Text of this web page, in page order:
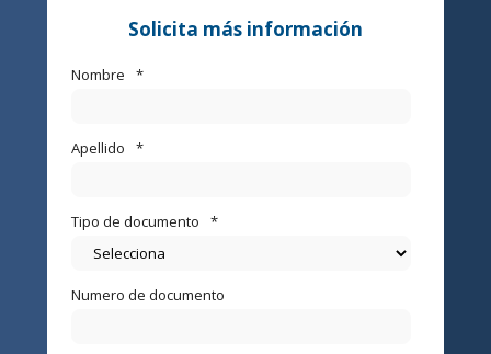
Solicita más información
Nombre *
Apellido *
Tipo de documento *
Numero de documento